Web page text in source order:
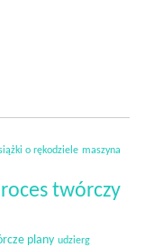
o rękodziele maszyna
twórczy
plany udzierg